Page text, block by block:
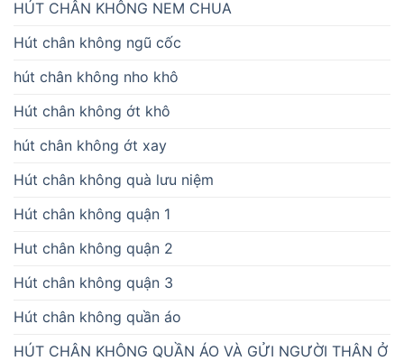
HÚT CHÂN KHÔNG NEM CHUA
Hút chân không ngũ cốc
hút chân không nho khô
Hút chân không ớt khô
hút chân không ớt xay
Hút chân không quà lưu niệm
Hút chân không quận 1
Hut chân không quận 2
Hút chân không quận 3
Hút chân không quần áo
HÚT CHÂN KHÔNG QUẦN ÁO VÀ GỬI NGƯỜI THÂN Ở